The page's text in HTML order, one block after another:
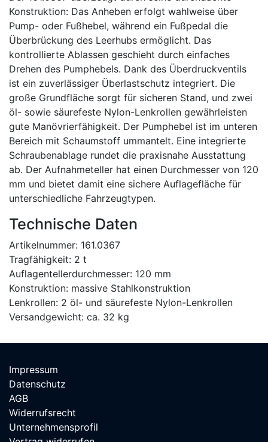
Konstruktion: Das Anheben erfolgt wahlweise über
Pump- oder Fußhebel, während ein Fußpedal die
Überbrückung des Leerhubs ermöglicht. Das
kontrollierte Ablassen geschieht durch einfaches
Drehen des Pumphebels. Dank des Überdruckventils
ist ein zuverlässiger Überlastschutz integriert. Die
große Grundfläche sorgt für sicheren Stand, und zwei
öl- sowie säurefeste Nylon-Lenkrollen gewährleisten
gute Manövrierfähigkeit. Der Pumphebel ist im unteren
Bereich mit Schaumstoff ummantelt. Eine integrierte
Schraubenablage rundet die praxisnahe Ausstattung
ab. Der Aufnahmeteller hat einen Durchmesser von 120
mm und bietet damit eine sichere Auflagefläche für
unterschiedliche Fahrzeugtypen.
Technische Daten
Artikelnummer: 161.0367
Tragfähigkeit: 2 t
Auflagentellerdurchmesser: 120 mm
Konstruktion: massive Stahlkonstruktion
Lenkrollen: 2 öl- und säurefeste Nylon-Lenkrollen
Versandgewicht: ca. 32 kg
Impressum
Datenschutz
AGB
Widerrufsrecht
Unternehmensprofil